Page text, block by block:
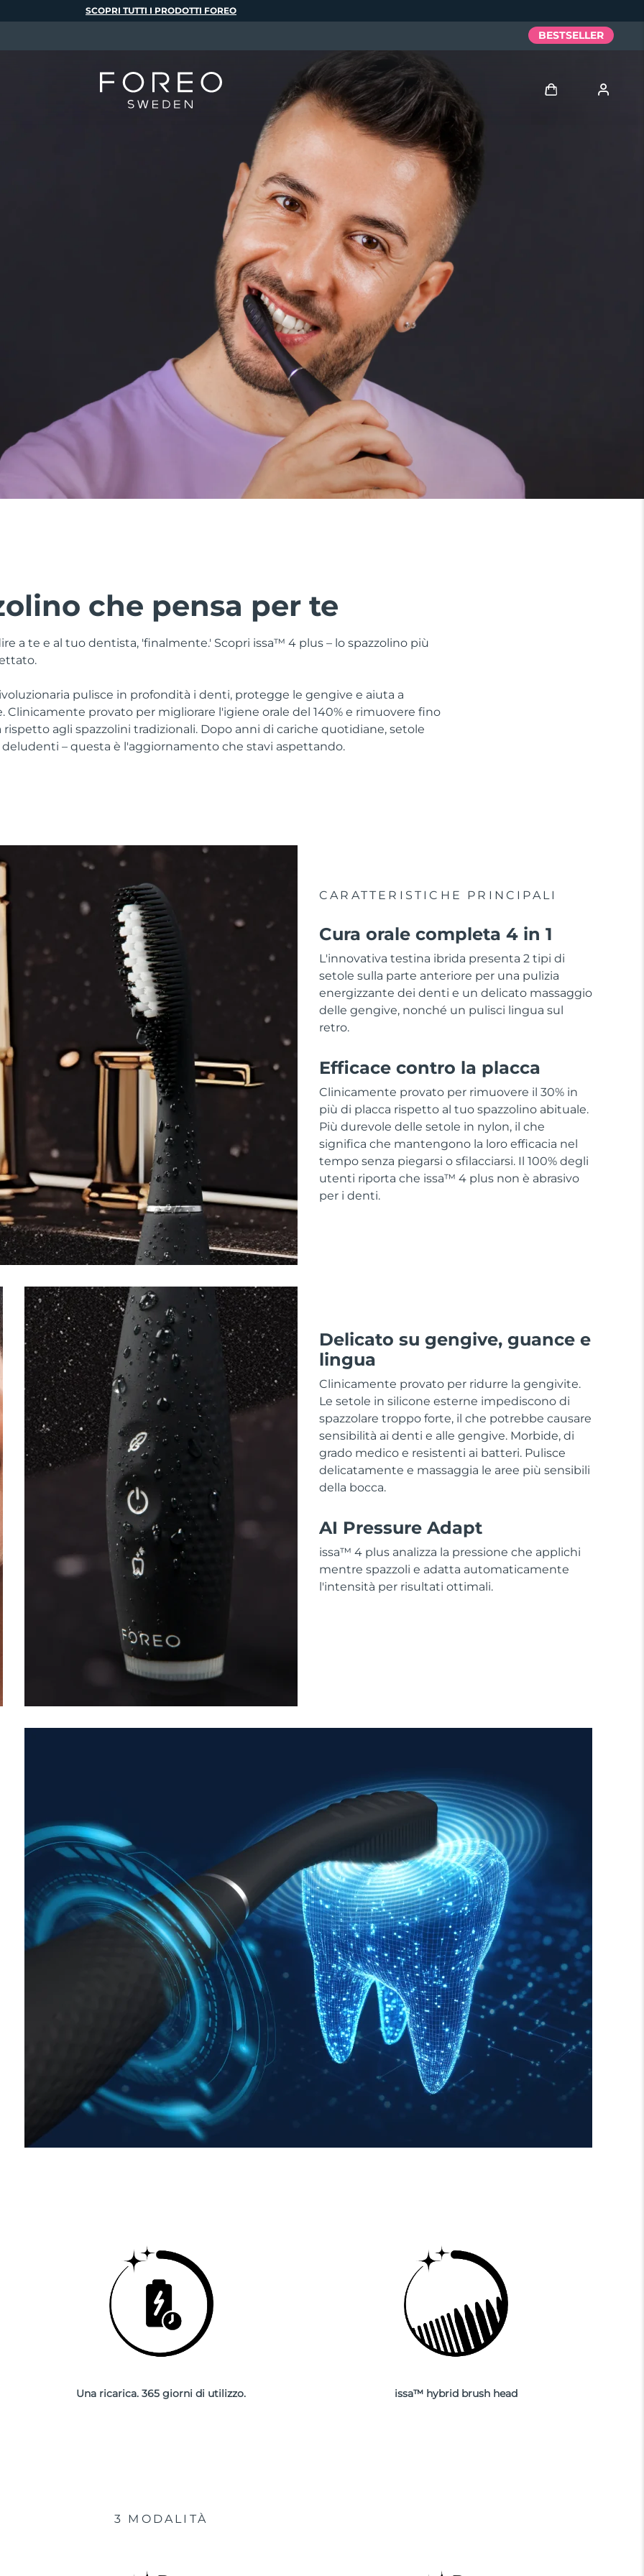
che pensa per te
a te e al tuo dentista, 'finalmente.' Scopri issa™ 4 plus – lo spazzolino più
pulisce in profondità i denti, protegge le gengive e aiuta a
Clinicamente provato per migliorare l'igiene orale del 140% e rimuovere fino
rispetto agli spazzolini tradizionali. Dopo anni di cariche quotidiane, setole
– questa è l'aggiornamento che stavi aspettando.
CARATTERISTICHE PRINCIPALI
Cura orale completa 4 in 1
L'innovativa testina ibrida presenta 2 tipi di
setole sulla parte anteriore per una pulizia
energizzante dei denti e un delicato massaggio
delle gengive, nonché un pulisci lingua sul
retro.
Efficace contro la placca
Clinicamente provato per rimuovere il 30% in
più di placca rispetto al tuo spazzolino abituale.
Più durevole delle setole in nylon, il che
significa che mantengono la loro efficacia nel
tempo senza piegarsi o sfilacciarsi. Il 100% degli
utenti riporta che issa™ 4 plus non è abrasivo
per i denti.
Delicato su gengive, guance e
lingua
Clinicamente provato per ridurre la gengivite.
Le setole in silicone esterne impediscono di
spazzolare troppo forte, il che potrebbe causare
sensibilità ai denti e alle gengive. Morbide, di
grado medico e resistenti ai batteri. Pulisce
delicatamente e massaggia le aree più sensibili
della bocca.
AI Pressure Adapt
issa™ 4 plus analizza la pressione che applichi
mentre spazzoli e adatta automaticamente
l'intensità per risultati ottimali.
Una ricarica. 365 giorni di utilizzo. issa™ hybrid brush head
3 MODALITÀ
SCOPRI TUTTI I PRODOTTI FOREO
BESTSELLER